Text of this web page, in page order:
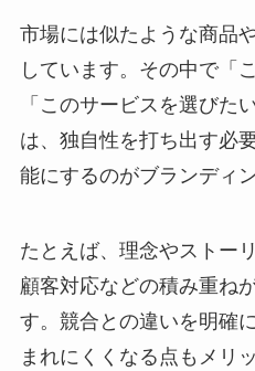
市場には似たような商品
しています。その中で「
「このサービスを選びた
は、独自性を打ち出す必
能にするのがブランディ
たとえば、理念やストー
顧客対応などの積み重ね
す。競合との違いを明確
まれにくくなる点もメリ